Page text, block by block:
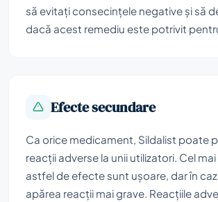
să evitați consecințele negative și să
dacă acest remediu este potrivit
Efecte secundare
Ca orice medicament, Sildalist poate
reacții adverse la unii utilizatori. Cel mai
astfel de efecte sunt ușoare, dar în
apărea reacții mai grave. Reacțiile